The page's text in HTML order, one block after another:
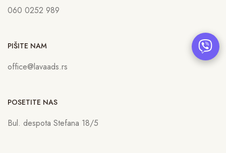
060 0252 989
PIŠITE NAM
office@lavaads.rs
POSETITE NAS
Bul. despota Stefana 18/5